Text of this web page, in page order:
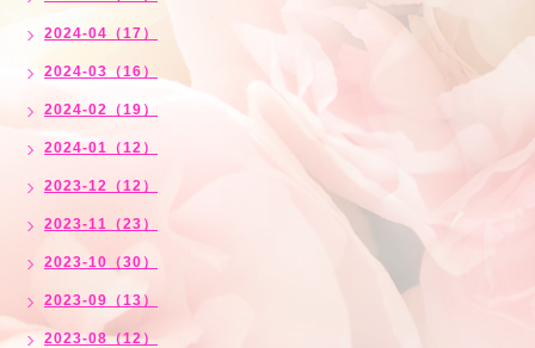
2024-04（17）
2024-03（16）
2024-02（19）
2024-01（12）
2023-12（12）
2023-11（23）
2023-10（30）
2023-09（13）
2023-08（12）